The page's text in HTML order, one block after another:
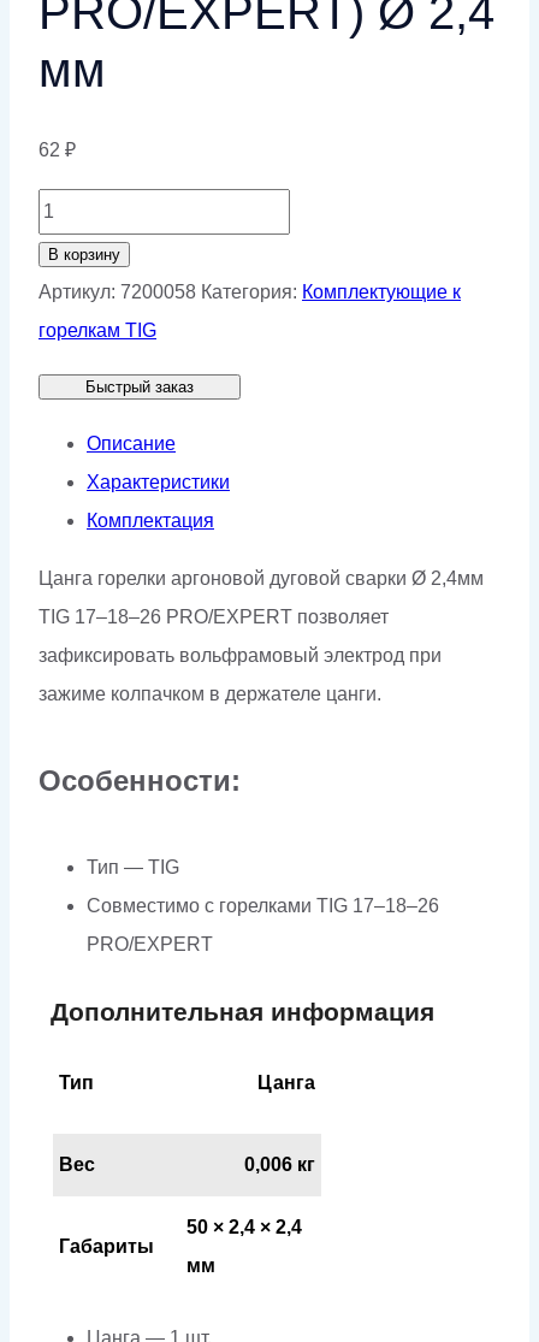
PRO/EXPERT) Ø 2,4
мм
62 ₽
Количество
товара
Цанга
КЕДР
17–
18–
PRO/EXPERT)
2,4
мм
В корзину
Артикул: 7200058 Категория: Комплектующие к
горелкам TIG
Быстрый заказ
Описание
Характеристики
Комплектация
Цанга горелки аргоновой дуговой сварки Ø 2,4мм
TIG 17–18–26 PRO/EXPERT позволяет
зафиксировать вольфрамовый электрод при
зажиме колпачком в держателе цанги.
Особенности:
Тип — TIG
Совместимо с горелками TIG 17–18–26
PRO/EXPERT
Дополнительная информация
Тип Цанга
Вес 0,006 кг
Габариты
50 × 2,4 × 2,4
мм
Цанга — 1 шт.